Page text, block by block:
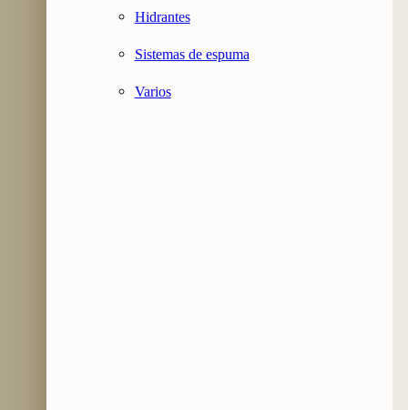
Hidrantes
Sistemas de espuma
Varios